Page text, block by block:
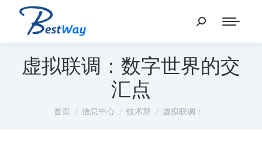
虚拟联调：数字世界的交
汇点
您在这里：
首页 信息中心 技术慧 虚拟联调：…